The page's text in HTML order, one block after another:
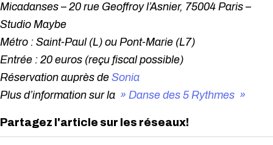
Micadanses – 20 rue Geoffroy l’Asnier, 75004 Paris –
Studio Maybe
Métro : Saint-Paul (L) ou Pont-Marie (L7)
Entrée : 20 euros (reçu fiscal possible)
Réservation auprès de Sonia
Plus d’information sur la » Danse des 5 Rythmes »
Partagez l'article sur les réseaux!